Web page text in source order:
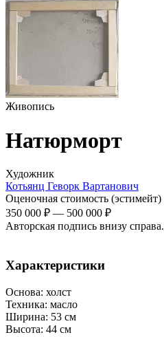
Живопись
Натюрморт
Художник
Котьянц Геворк Вартанович
Оценочная стоимость (эстимейт)
350 000 ₽ — 500 000 ₽
Авторская подпись внизу справа.
Характеристики
Основа: холст
Техника: масло
Ширина: 53 см
Высота: 44 см